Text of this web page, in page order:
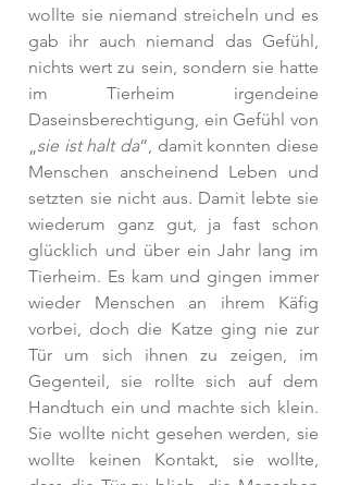
wollte sie niemand streicheln und es
gab ihr auch niemand das Gefühl,
nichts wert zu sein, sondern sie hatte
im Tierheim irgendeine
Daseinsberechtigung, ein Gefühl von
„sie ist halt da“, damit konnten diese
Menschen anscheinend Leben und
setzten sie nicht aus. Damit lebte sie
wiederum ganz gut, ja fast schon
glücklich und über ein Jahr lang im
Tierheim. Es kam und gingen immer
wieder Menschen an ihrem Käfig
vorbei, doch die Katze ging nie zur
Tür um sich ihnen zu zeigen, im
Gegenteil, sie rollte sich auf dem
Handtuch ein und machte sich klein.
Sie wollte nicht gesehen werden, sie
wollte keinen Kontakt, sie wollte,